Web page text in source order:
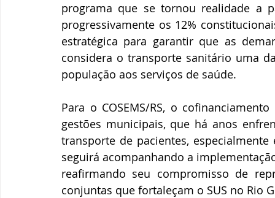
programa que se tornou realidade a
progressivamente os 12%
estratégica para garantir que as
considera o transporte sanitário uma
população aos serviços de saúde.
Para o COSEMS/RS, o
gestões municipais, que há anos
transporte de pacientes,
seguirá acompanhando a
reafirmando seu compromisso de
conjuntas que fortaleçam o SUS no Rio